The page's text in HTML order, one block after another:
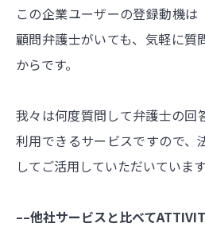
この企業ユーザーの登録動機は
顧問弁護士がいても、気軽に質
からです。
我々は何度質問して弁護士の回
利用できるサービスですので、
してご活用していただいています
––他社サービスと比べて